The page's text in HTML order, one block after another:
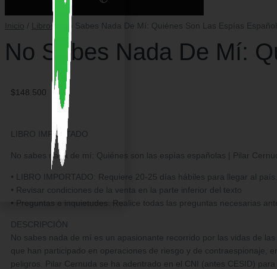
Inicio / Libros / No Sabes Nada De Mí: Quiénes Son Las Espías
No Sabes Nada De Mí:
$148.500
LIBRO IMPORTADO
No sabes nada de mí: Quiénes son las espías españolas | Pilar
• LIBRO IMPORTADO: Requiere 20-25 días hábiles para llegar al
• Revisar condiciones de la venta en la parte inferior del texto
• Preguntas e inquietudes: Realice todas las preguntas necesarias
DESCRIPCIÓN
No sabes nada de mí es un apasionante recorrido por las vidas de
que han participado en operaciones de riesgo y de contraespionaje,
peligros. Pilar Cernuda se ha adentrado en el CNI (antes CESID)